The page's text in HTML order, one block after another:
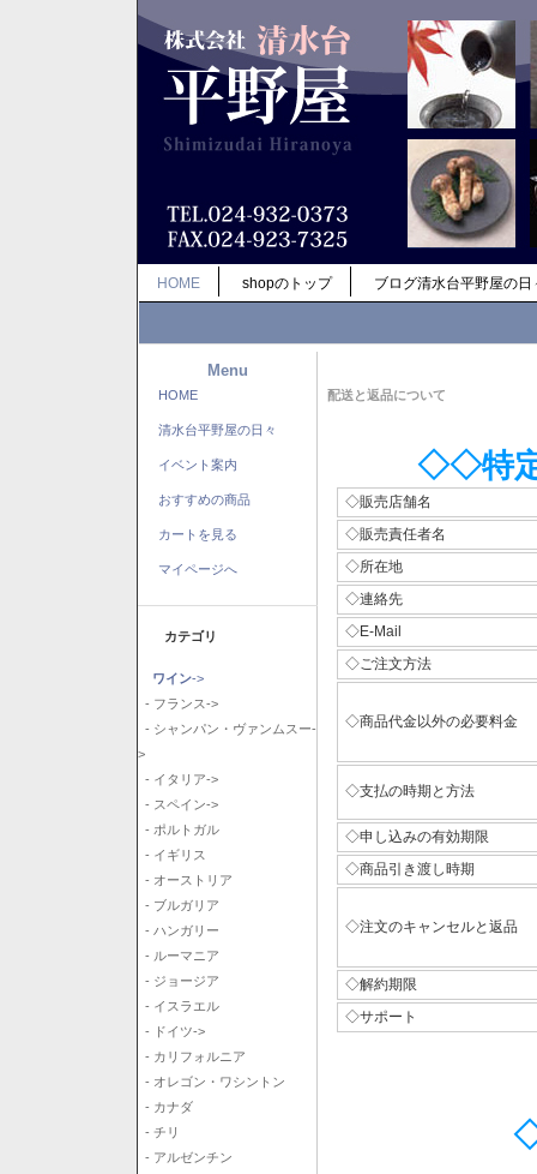
HOME shopのトップ ブログ清水台平野屋の日
Menu
HOME
清水台平野屋の日々
イベント案内
おすすめの商品
カートを見る
マイページへ
カテゴリ
ワイン->
- フランス->
- シャンパン・ヴァンムスー-
>
- イタリア->
- スペイン->
- ポルトガル
- イギリス
- オーストリア
- ブルガリア
- ハンガリー
- ルーマニア
- ジョージア
- イスラエル
- ドイツ->
- カリフォルニア
- オレゴン・ワシントン
- カナダ
- チリ
- アルゼンチン
配送と返品について
◇◇特
◇販売店舗名
◇販売責任者名
◇所在地
◇連絡先
◇E-Mail
◇ご注文方法
◇商品代金以外の必要料金
◇支払の時期と方法
◇申し込みの有効期限
◇商品引き渡し時期
◇注文のキャンセルと返品
◇解約期限
◇サポート